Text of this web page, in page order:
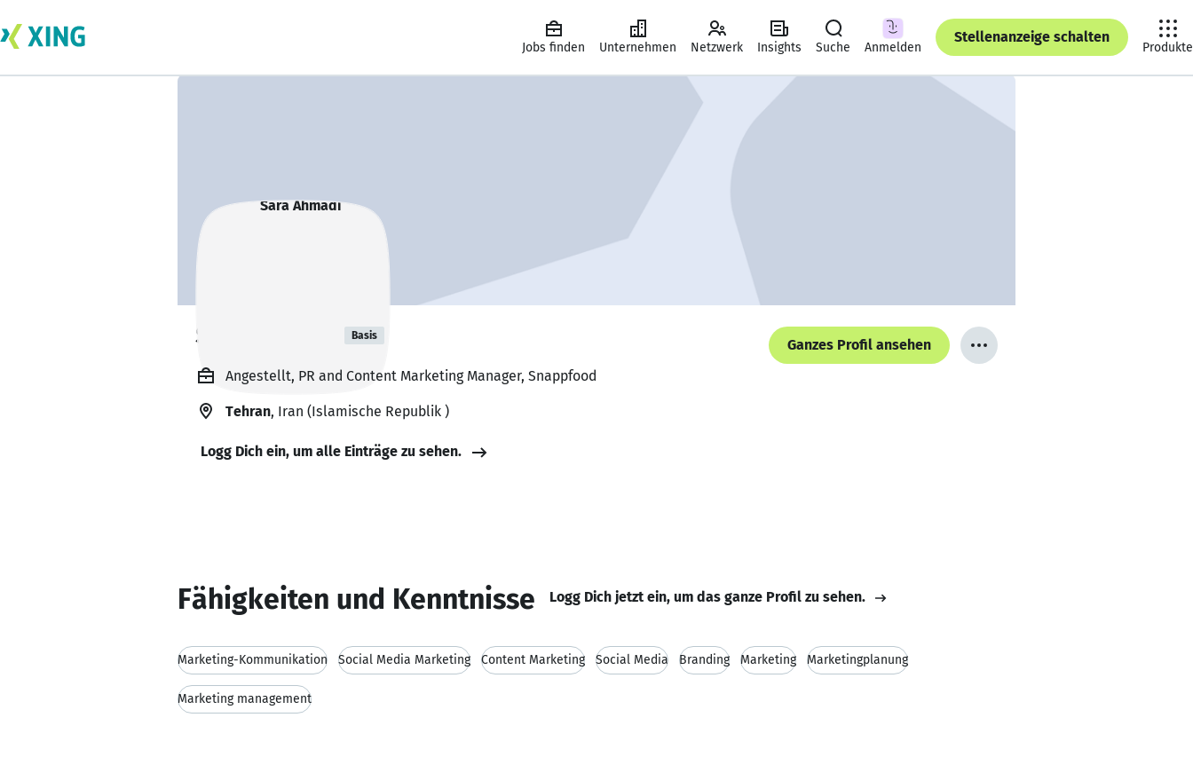
Jobs finden Unternehmen Netzwerk Insights Suche Anmelden
Stellenanzeige schalten
Produkte
Sara Ahmadi Basis
Ganzes Profil ansehen
Angestellt, PR and Content Marketing Manager, Snappfood
Tehran, Iran (Islamische Republik )
Logg Dich ein, um alle Einträge zu sehen.
Fähigkeiten und Kenntnisse Logg Dich jetzt ein, um das ganze Profil zu sehen.
Marketing-Kommunikation Social Media Marketing Content Marketing Social Media Branding Marketing Marketingplanung
Marketing management